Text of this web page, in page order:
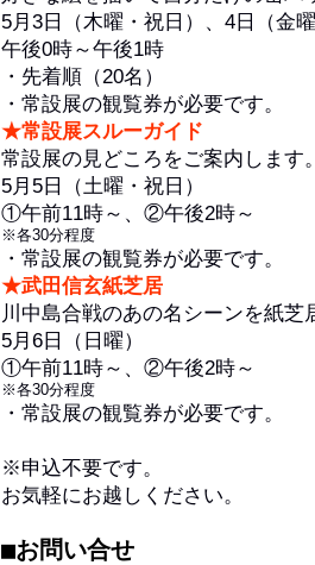
5月3日（木曜・祝日）、4日（金
午後0時～午後1時
・先着順（20名）
・常設展の観覧券が必要です。
★常設展スルーガイド
常設展の見どころをご案内します
5月5日（土曜・祝日）
①午前11時～、②午後2時～
※各30分程度
・常設展の観覧券が必要です。
★武田信玄紙芝居
川中島合戦のあの名シーンを紙芝
5月6日（日曜）
①午前11時～、②午後2時～
※各30分程度
・常設展の観覧券が必要です。
※申込不要です。
お気軽にお越しください。
■お問い合せ